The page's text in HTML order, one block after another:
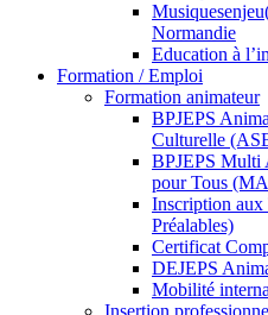
Normandie
Education à
Formation / Emploi
Formation animateur
BPJEPS
Culturelle
BPJEPS Multi
pour Tous
Inscription aux
Préalables)
Certificat
DEJEPS
Mobilité
Insertion